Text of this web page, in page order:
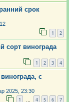
срок
1 2
сорт винограда
1 2 3 4
с
2025, 23:30
1 4 5 6 7